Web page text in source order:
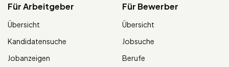
Für Arbeitgeber
Übersicht
Kandidatensuche
Jobanzeigen
Für Bewerber
Übersicht
Jobsuche
Berufe